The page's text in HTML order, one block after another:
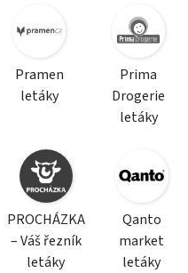
Pramen
letáky
Prima
Drogerie
letáky
PROCHÁZKA
– Váš řezník
letáky
Qanto
market
letáky